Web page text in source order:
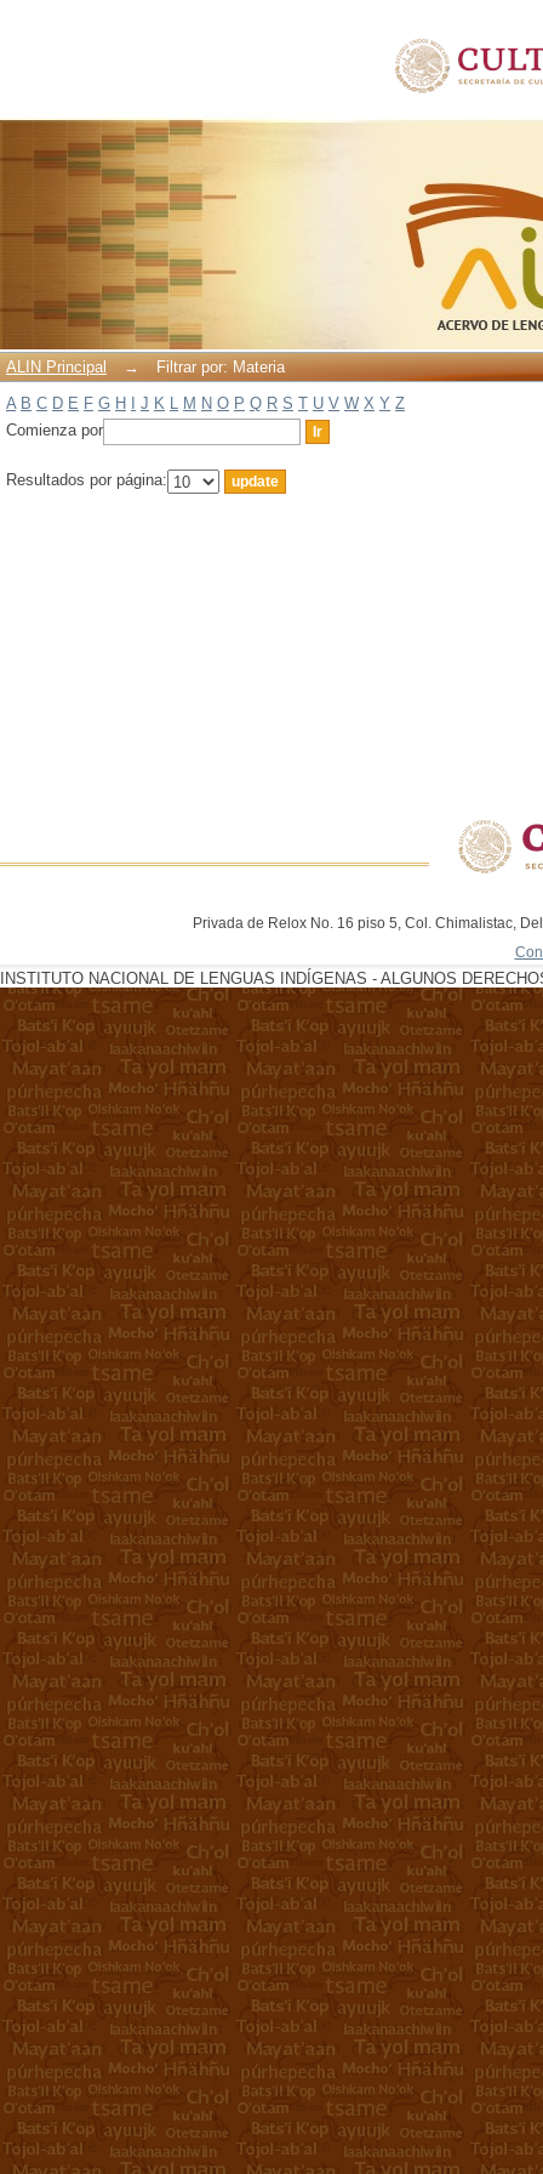
ALIN Principal →
Filtrar por: Materia
A B C D E F G H J K L M N O P Q R S T U V W X Y Z
Comienza por
Resultados por página:
Privada de Relox No. 16 piso 5, Col. Chimalistac,
INSTITUTO NACIONAL DE LENGUAS INDÍGENAS - ALGUNOS